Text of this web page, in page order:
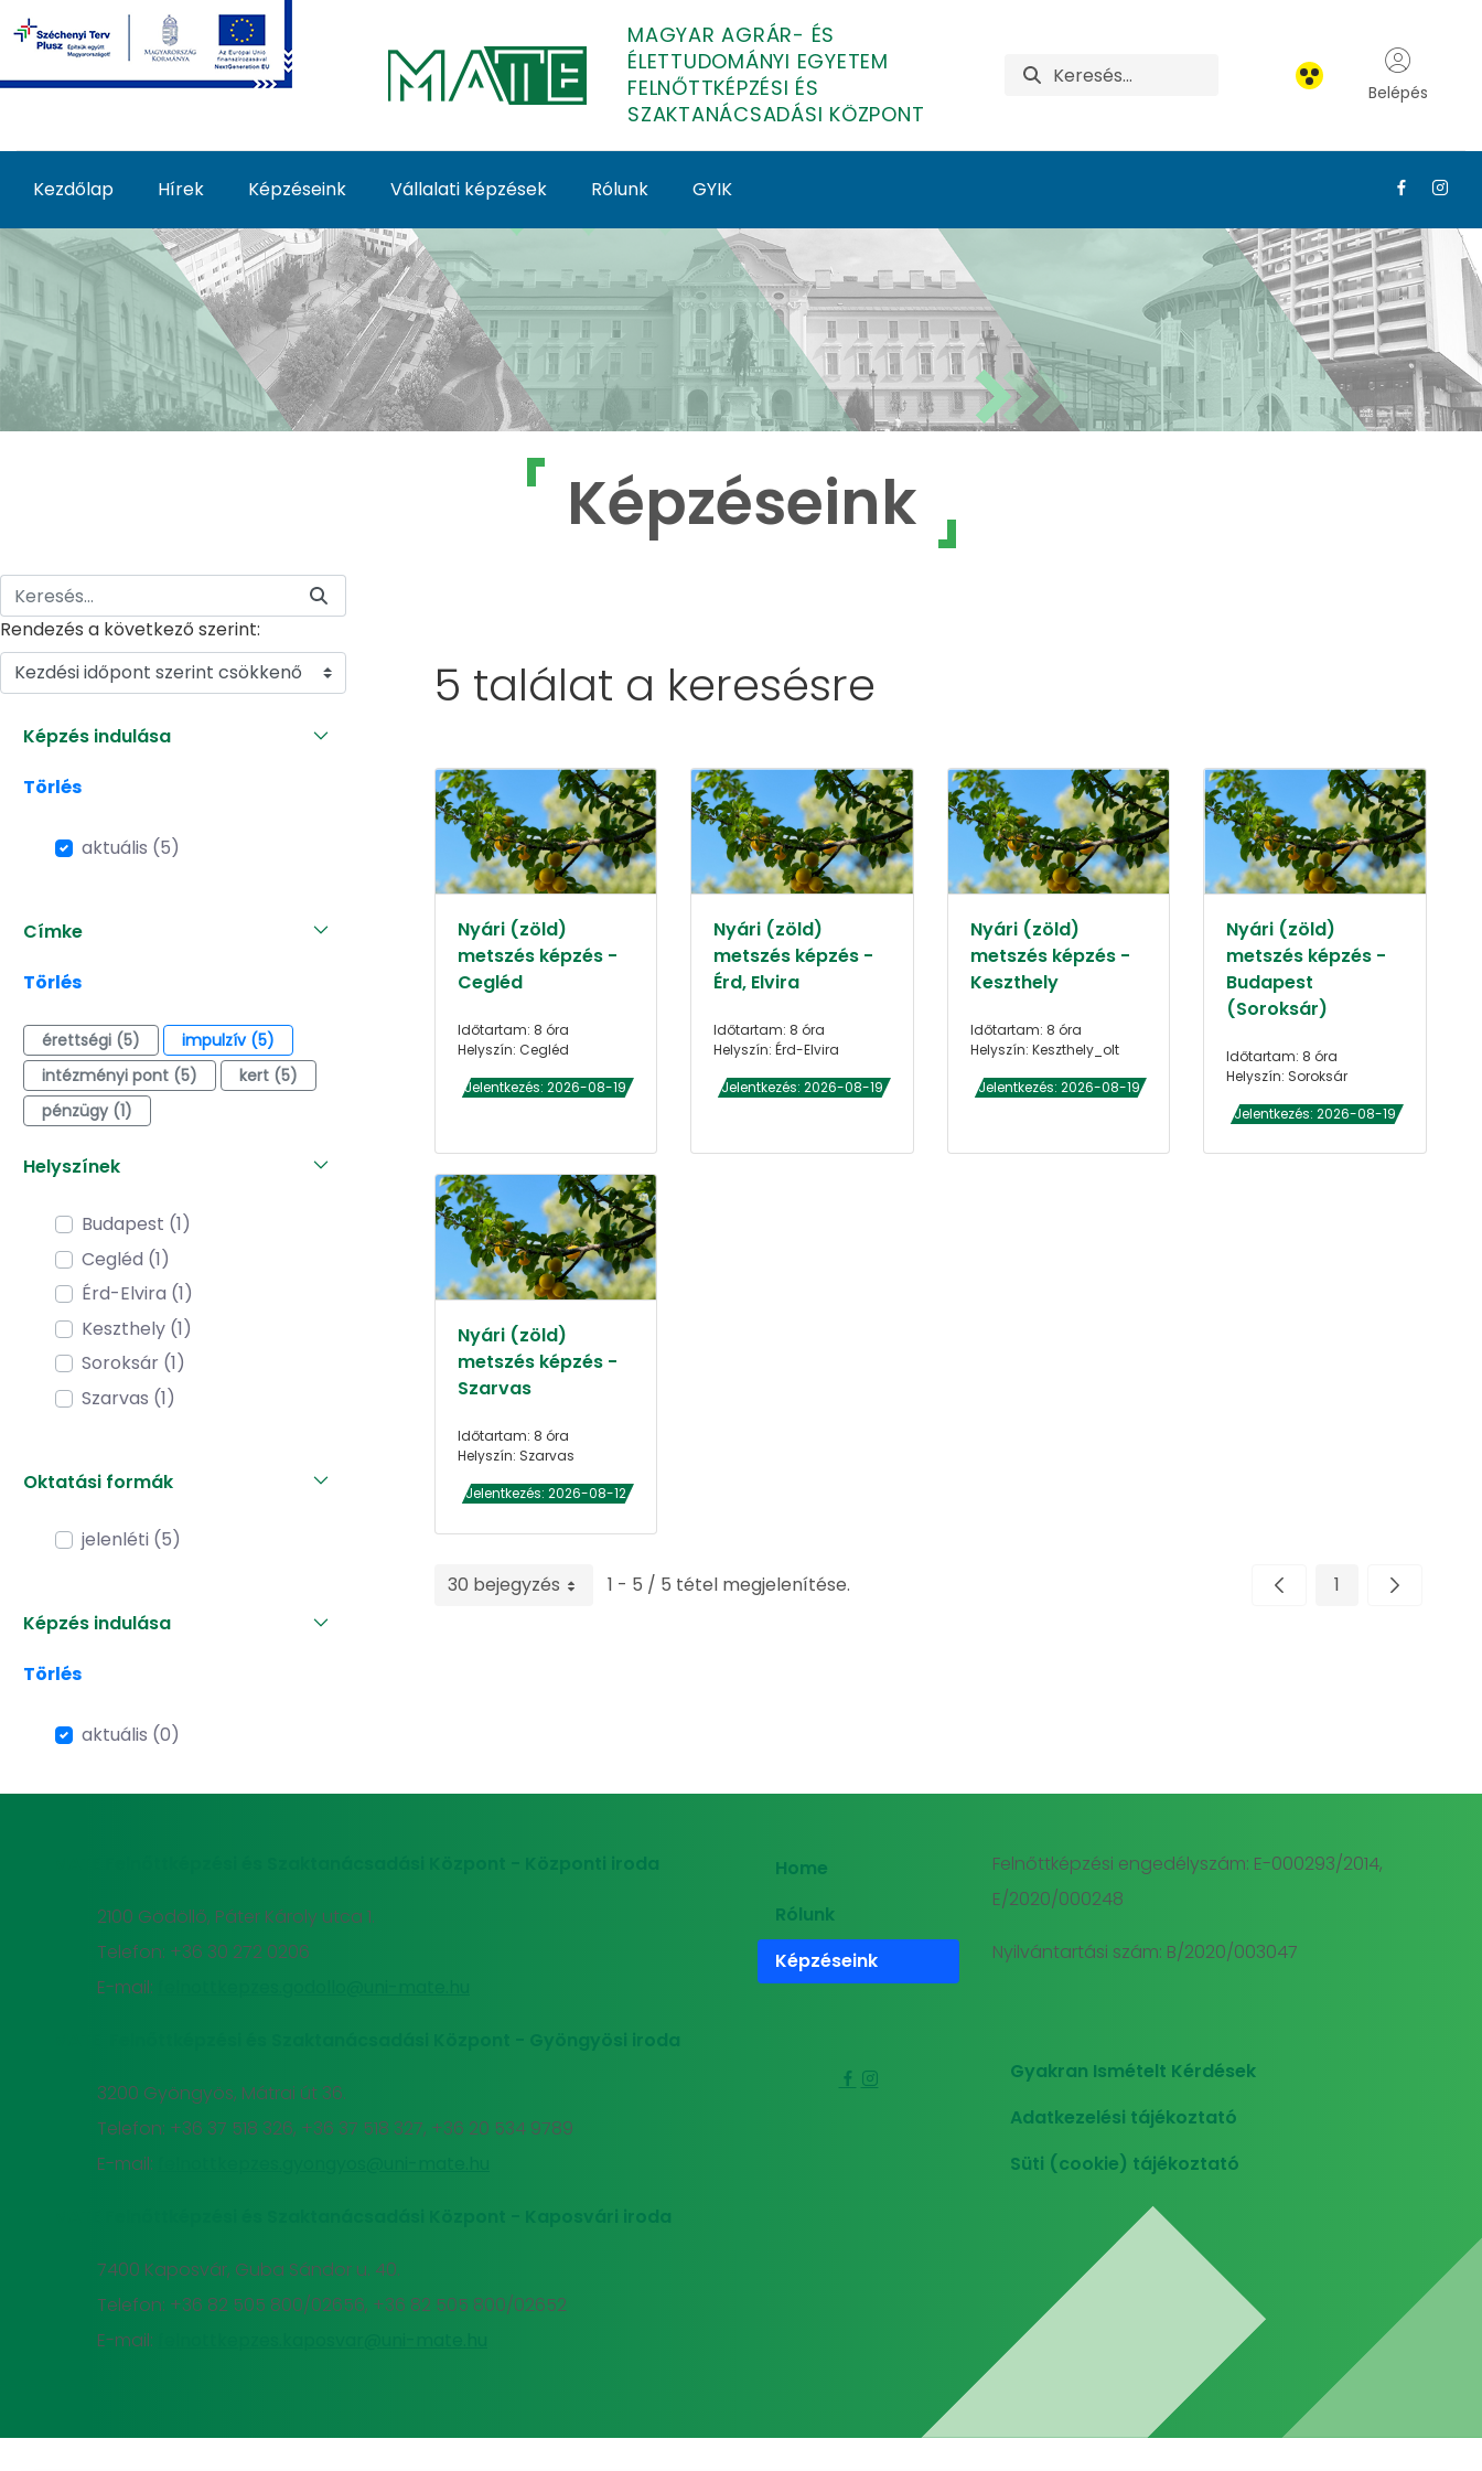
Ugrás a fő tartalomhoz
MAGYAR AGRÁR- ÉS
ÉLETTUDOMÁNYI EGYETEM
FELNŐTTKÉPZÉSI ÉS
SZAKTANÁCSADÁSI KÖZPONT
Belépés
Kezdőlap Hírek Képzéseink Vállalati képzések Rólunk GYIK
Képzéseink - MATE Felnőttképzés
Képzéseink
Rendezés a következő szerint:
Kezdési időpont szerint csökkenő
Képzés indulása
Törlés
aktuális (5)
Címke
Törlés
érettségi (5)
impulzív (5)
intézményi pont (5)
kert (5)
pénzügy (1)
Helyszínek
Budapest (1)
Cegléd (1)
Érd-Elvira (1)
Keszthely (1)
Soroksár (1)
Szarvas (1)
Oktatási formák
jelenléti (5)
Képzés indulása
Törlés
aktuális (0)
5 találat a keresésre
Nyári (zöld)
metszés képzés -
Cegléd
Időtartam: 8 óra
Helyszín: Cegléd
Jelentkezés: 2026-08-19
Nyári (zöld)
metszés képzés -
Érd, Elvira
Időtartam: 8 óra
Helyszín: Érd-Elvira
Jelentkezés: 2026-08-19
Nyári (zöld)
metszés képzés -
Keszthely
Időtartam: 8 óra
Helyszín: Keszthely_olt
Jelentkezés: 2026-08-19
Nyári (zöld)
metszés képzés -
Budapest
(Soroksár)
Időtartam: 8 óra
Helyszín: Soroksár
Jelentkezés: 2026-08-19
Nyári (zöld)
metszés képzés -
Szarvas
Időtartam: 8 óra
Helyszín: Szarvas
Jelentkezés: 2026-08-12
30 bejegyzés 1 - 5 / 5 tétel megjelenítése. Oldal
1
2100 Gödöllő, Páter Károly utca 1.
Telefon: +36 30 272 0206
E-mail:
MATE Felnőttképzési és Szaktanácsadási Központ - Gyöngyösi iroda
3200 Gyöngyös, Mátrai út 36.
Telefon: +36 37 518 326, +36 37 518 327, +36 20 534 9789
E-mail:
7400 Kaposvár, Guba Sándor u. 40.
Telefon: +36 82 505 800/02656, +36 82 505 800/02652
E-mail:
Home
Rólunk
Képzéseink
Felnőttképzési engedélyszám: E-000293/2014,
E/2020/000248
Nyilvántartási szám: B/2020/003047
Gyakran Ismételt Kérdések
Adatkezelési tájékoztató
Süti (cookie) tájékoztató